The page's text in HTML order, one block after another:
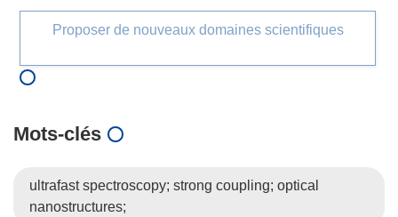
Proposer de nouveaux domaines scientifiques
Mots‑clés
ultrafast spectroscopy; strong coupling; optical
nanostructures;